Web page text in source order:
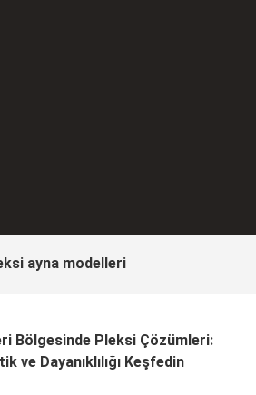
ayna modelleri
Bölgesinde Pleksi Çözümleri:
ve Dayanıklılığı Keşfedin